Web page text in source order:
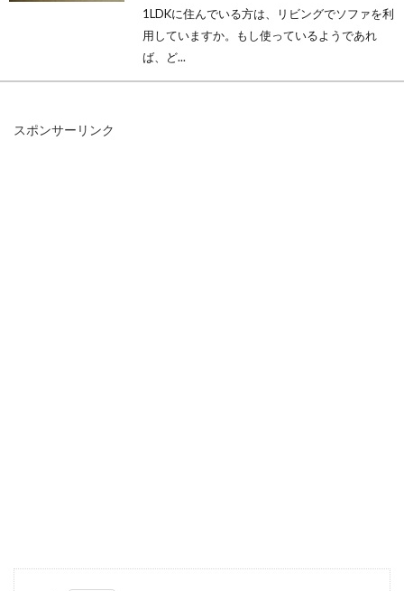
1LDKに住んでいる方は、リビングでソファを利
用していますか。もし使っているようであれ
ば、ど...
にコーディネート！
スポンサーリンク